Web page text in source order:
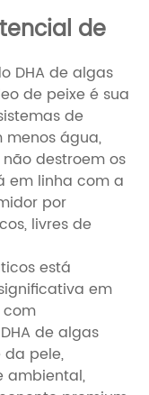
de
DHA de algas
de peixe é sua
de
água,
destroem os
em linha com a
por
livres de
está
em
de algas
pele,
ambiental,